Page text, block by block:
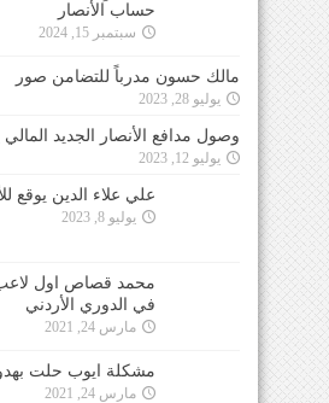
حساب الأنصار
سبتمبر 15, 2024
مالك حسون مدرباً للتضامن صور
يوليو 28, 2023
وصول مدافع الأنصار الجديد المالي
يوليو 12, 2023
علي علاء الدين يوقع
يوليو 8, 2023
محمد قصاص اول لاعب
في الدوري الأردني
مارس 24, 2021
مشكلة ايوب حلت
مارس 24, 2021